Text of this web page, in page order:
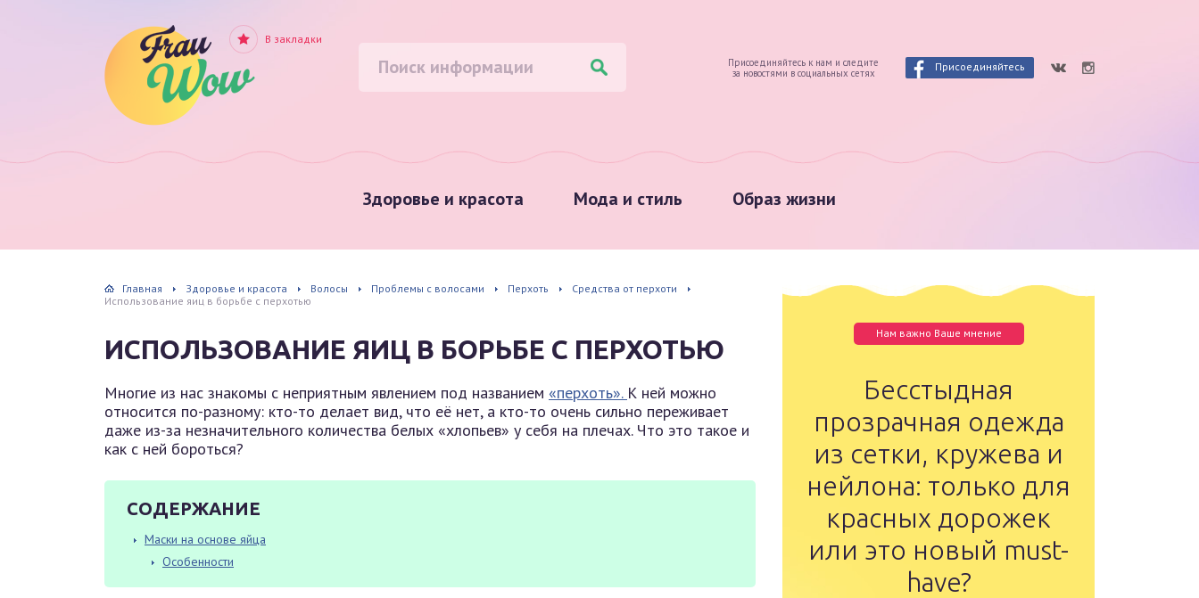
Здоровье и красота Мода и стиль Образ жизни
Присоединяйтесь к нам и следите
за новостями в социальных сетях
Присоединяйтесь
В закладки
Главная Здоровье и красота Волосы Проблемы с волосами Перхоть
Средства от перхоти
Использование яиц в борьбе с перхотью
ИСПОЛЬЗОВАНИЕ ЯИЦ В БОРЬБЕ С ПЕРХОТЬЮ
Многие из нас знакомы с неприятным явлением под названием «перхоть». К ней можно
относится по-разному: кто-то делает вид, что её нет, а кто-то очень сильно переживает
даже из-за незначительного количества белых «хлопьев» у себя на плечах. Что это такое и
как с ней бороться?
СОДЕРЖАНИЕ
Маски на основе яйца
Особенности
Нам важно Ваше мнение
Бесстыдная
прозрачная одежда
из сетки, кружева и
нейлона: только для
красных дорожек
или это новый must-
have?